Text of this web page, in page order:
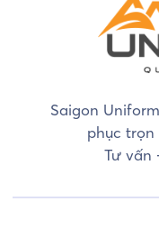
Saigon
phục trọn
Tư vấn